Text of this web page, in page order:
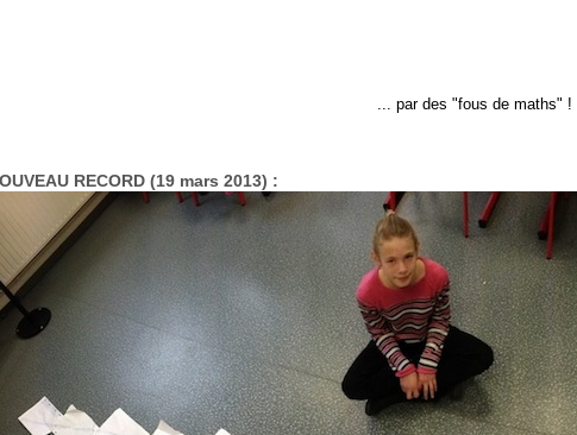
... par des "fous de maths" !
RECORD (19 mars 2013) :